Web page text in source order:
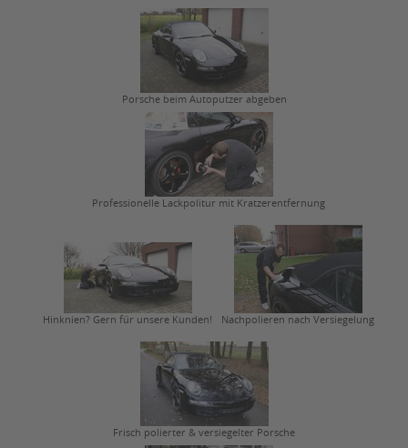
Porsche beim Autoputzer abgeben
Professionelle Lackpolitur mit Kratzerentfernung
Hinknien? Gern für unsere Kunden! Nachpolieren nach Versiegelung
Frisch polierter & versiegelter Porsche